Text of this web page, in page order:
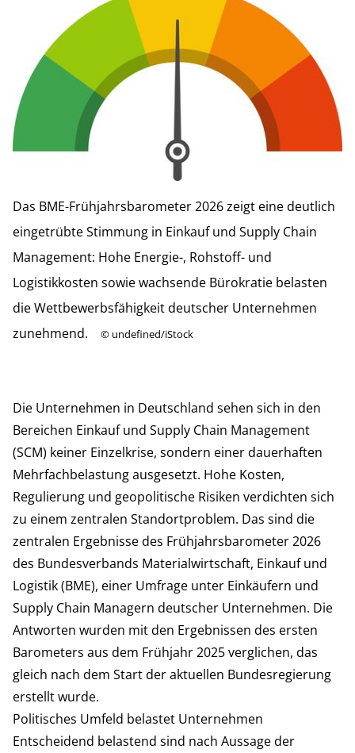
Das BME-Frühjahrsbarometer 2026 zeigt eine deutlich
eingetrübte Stimmung in Einkauf und Supply Chain
Management: Hohe Energie-, Rohstoff- und
Logistikkosten sowie wachsende Bürokratie belasten
die Wettbewerbsfähigkeit deutscher Unternehmen
zunehmend.
© undefined/iStock
Die Unternehmen in Deutschland sehen sich in den
Bereichen Einkauf und Supply Chain Management
(SCM) keiner Einzelkrise, sondern einer dauerhaften
Mehrfachbelastung ausgesetzt. Hohe Kosten,
Regulierung und geopolitische Risiken verdichten sich
zu einem zentralen Standortproblem. Das sind die
zentralen Ergebnisse des Frühjahrsbarometer 2026
des Bundesverbands Materialwirtschaft, Einkauf und
Logistik (BME), einer Umfrage unter Einkäufern und
Supply Chain Managern deutscher Unternehmen. Die
Antworten wurden mit den Ergebnissen des ersten
Barometers aus dem Frühjahr 2025 verglichen, das
gleich nach dem Start der aktuellen Bundesregierung
erstellt wurde.
Politisches Umfeld belastet Unternehmen
Entscheidend belastend sind nach Aussage der